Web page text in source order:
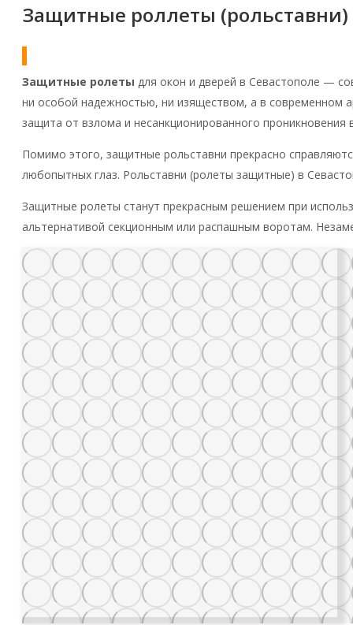
Защитные роллеты (рольставни)
Защитные ролеты для окон и дверей в Севастополе —
ни особой надежностью, ни изяществом, а в современном
защита от взлома и несанкционированного проникновения
Помимо этого, защитные рольставни прекрасно
любопытных глаз. Рольставни (ролеты защитные) в
Защитные ролеты станут прекрасным решением при
альтернативой секционным или распашным воротам.